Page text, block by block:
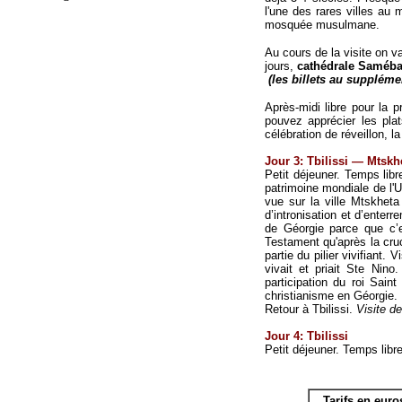
l'une des rares villes au
mosquée musulmane.
Au cours de la visite on
jours, cathédrale Saméba
(les billets au
Après-midi libre pour la
pouvez apprécier les
célébration de réveillon,
Jour 3: Tbilissi —
Petit déjeuner. Temps
patrimoine mondiale de
vue sur la ville
d’intronisation et
de Géorgie parce que
Testament qu'après la
partie du pilier vivifiant.
vivait et priait Ste Nino.
participation du roi
christianisme en
Retour à Tbilissi. Visite
Jour 4: Tbilissi
Petit déjeuner. Temps